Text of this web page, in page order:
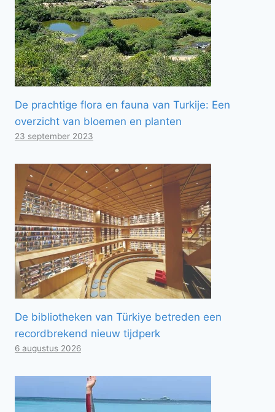
De prachtige flora en fauna van Turkije: Een
overzicht van bloemen en planten
23 september 2023
De bibliotheken van Türkiye betreden een
recordbrekend nieuw tijdperk
6 augustus 2026